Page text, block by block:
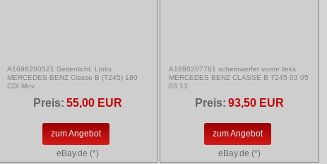
A1698200521 Seitenlicht. Links
MERCEDES-BENZ Classe B (T245) 180
CDI Mnv
Preis: 55,00 EUR
zum Angebot
eBay.de (*)
A1698207761 scheinwerfer vorne links
MERCEDES BENZ CLASSE B T245 03 05
03 13
Preis: 93,50 EUR
zum Angebot
eBay.de (*)